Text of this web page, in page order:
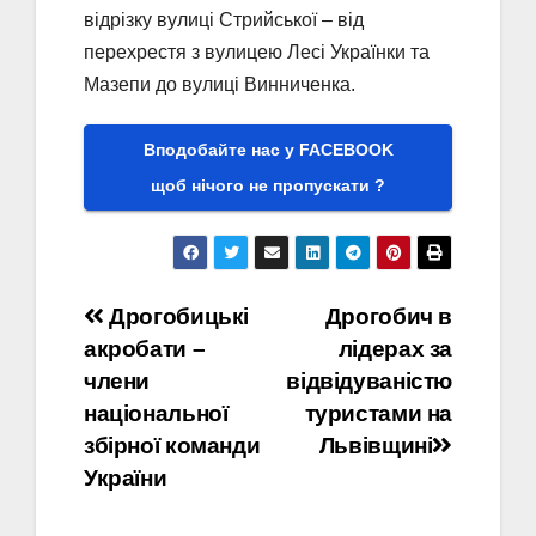
відрізку вулиці Стрийської – від
перехрестя з вулицею Лесі Українки та
Мазепи до вулиці Винниченка.
Вподобайте нас у FACEBOOK
щоб нічого не пропускати ?
Навігація
записів
Дрогобич в
лідерах за
відвідуваністю
туристами на
Львівщині
Дрогобицькі
акробати –
члени
національної
збірної команди
України